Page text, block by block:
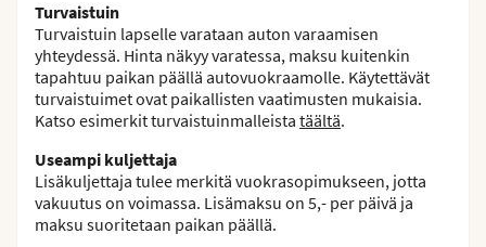
Turvaistuin
Turvaistuin lapselle varataan auton varaamisen
yhteydessä. Hinta näkyy varatessa, maksu kuitenkin
tapahtuu paikan päällä autovuokraamolle. Käytettävät
turvaistuimet ovat paikallisten vaatimusten mukaisia.
Katso esimerkit turvaistuinmalleista täältä.
Useampi kuljettaja
Lisäkuljettaja tulee merkitä vuokrasopimukseen, jotta
vakuutus on voimassa. Lisämaksu on 5,- per päivä ja
maksu suoritetaan paikan päällä.